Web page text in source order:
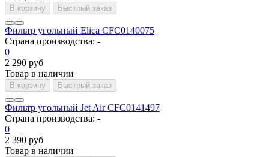
В корзину Быстрый заказ
Фильтр угольный Elica CFC0140075
Страна производства: -
0
2 290 руб
Товар в наличии
В корзину Быстрый заказ
Фильтр угольный Jet Air CFC0141497
Страна производства: -
0
2 390 руб
Товар в наличии